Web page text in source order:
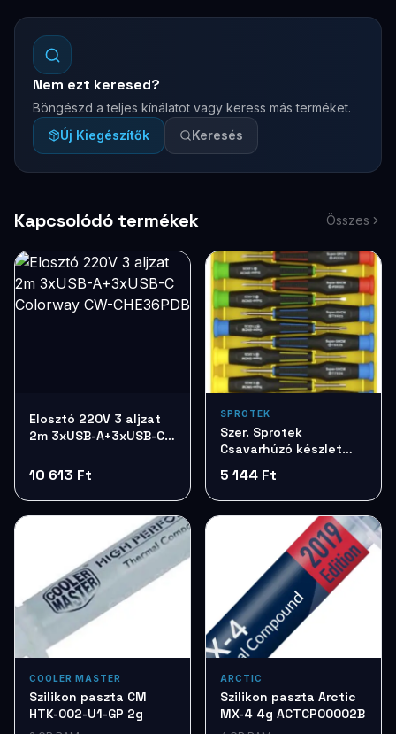
Nem ezt keresed?
Böngészd a teljes kínálatot vagy keress más terméket.
Új Kiegészítők
Keresés
Kapcsolódó termékek Összes
Elosztó 220V 3 aljzat
2m 3xUSB-A+3xUSB-C
CHE36PDB
10 613 Ft
SPROTEK
Szer. Sprotek
Csavarhúzó készlet
5 144 Ft
COOLER MASTER
Szilikon paszta CM
HTK-002-U1-GP 2g
ARCTIC
Szilikon paszta Arctic
MX-4 4g ACTCP00002B